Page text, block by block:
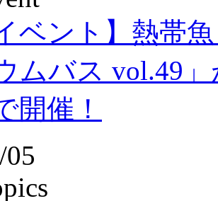
ベント】熱帯
ムバス vol.49
開催！